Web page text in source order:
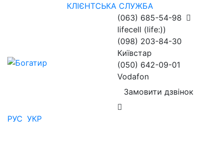
КЛІЄНТСЬКА СЛУЖБА
(063) 685-54-98
lifecell (life:))
(098) 203-84-30
Київстар
(050) 642-09-01
Vodafon
Замовити дзвінок
РУС УКР